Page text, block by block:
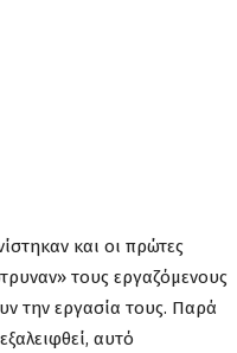
και οι πρώτες
τους εργαζόμενους
την εργασία τους. Παρά
αυτό